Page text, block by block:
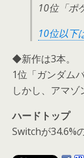
10位「ポ
10位以下
◆新作は3本。
1位「ガンダム
しかし、アマゾ
ハードトップ
Switchが34.6%